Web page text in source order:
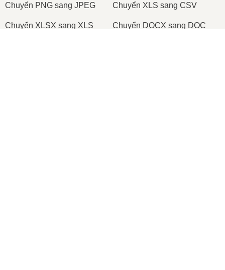
Сhuyển PNG sang JPEG Сhuyển XLS sang CSV
Сhuyển XLSX sang XLS Сhuyển DOCX sang DOC